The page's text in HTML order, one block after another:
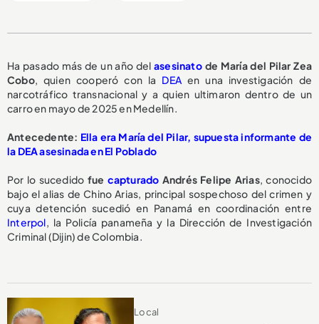
Ha pasado más de un año delasesinatode María del Pilar Zea
Cobo, quien cooperó con la DEA en una investigación de
narcotráfico transnacional y a quien ultimaron dentro de un
carro en mayo de 2025 en Medellín.
Antecedente: Ella era María del Pilar, supuesta informante de
la DEA asesinada en El Poblado
Por lo sucedido fue capturado Andrés Felipe Arias, conocido
bajo el alias de Chino Arias, principal sospechoso del crimen y
cuya detención sucedió en Panamá en coordinación entre
Interpol, la Policía panameña y la Dirección de Investigación
Criminal (Dijin) de Colombia.
Local